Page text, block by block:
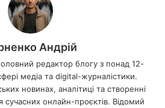
Андрій
редактор блогу з понад 12-
медіа та digital-журналістики.
новинах, аналітиці та створенні
сучасних онлайн-проєктів. Відомий